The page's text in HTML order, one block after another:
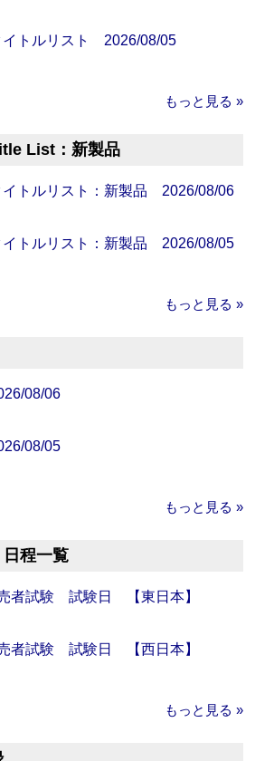
イトルリスト 2026/08/05
もっと見る »
List：新製品
イトルリスト：新製品 2026/08/06
イトルリスト：新製品 2026/08/05
もっと見る »
08/06
08/05
もっと見る »
程一覧
者試験 試験日 【東日本】
者試験 試験日 【西日本】
もっと見る »